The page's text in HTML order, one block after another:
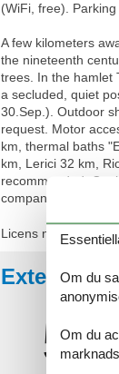
(WiFi, free).
A few kilometers
the nineteenth
trees. In the hamlet
a secluded, quiet
30.Sep.). Outdoor
request. Motor
km, thermal baths
km, Lerici 32 km,
recommended.
company's wine
Licens nr.:
Externa
5,0
Om du
Om du